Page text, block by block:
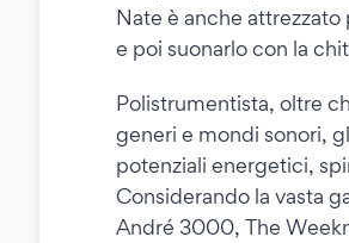
Nate è anche
e poi suonarlo con la
Polistrumentista, oltre
generi e mondi sonori,
potenziali energetici,
Considerando la vasta
André 3000, The